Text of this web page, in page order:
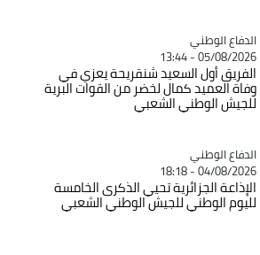
Catégorie
الدفاع الوطني
05/08/2026 - 13:44
الفريق أول السعيد شنقريحة يعزي في
وفاة العميد كمال لخضر من القوات البرية
للجيش الوطني الشعبي
Catégorie
الدفاع الوطني
04/08/2026 - 18:18
الإذاعة الجزائرية تحيي الذكرى الخامسة
لليوم الوطني للجيش الوطني الشعبي